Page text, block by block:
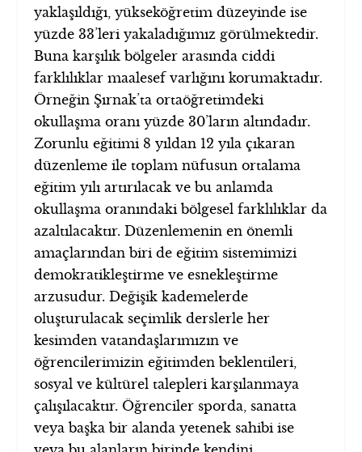
yaklaşıldığı, yükseköğretim düzeyinde ise
yüzde 33’leri yakaladığımız görülmektedir.
Buna karşılık bölgeler arasında ciddi
farklılıklar maalesef varlığını korumaktadır.
Örneğin Şırnak’ta ortaöğretimdeki
okullaşma oranı yüzde 30’ların altındadır.
Zorunlu eğitimi 8 yıldan 12 yıla çıkaran
düzenleme ile toplam nüfusun ortalama
eğitim yılı artırılacak ve bu anlamda
okullaşma oranındaki bölgesel farklılıklar da
azaltılacaktır. Düzenlemenin en önemli
amaçlarından biri de eğitim sistemimizi
demokratikleştirme ve esnekleştirme
arzusudur. Değişik kademelerde
oluşturulacak seçimlik derslerle her
kesimden vatandaşlarımızın ve
öğrencilerimizin eğitimden beklentileri,
sosyal ve kültürel talepleri karşılanmaya
çalışılacaktır. Öğrenciler sporda, sanatta
veya başka bir alanda yetenek sahibi ise